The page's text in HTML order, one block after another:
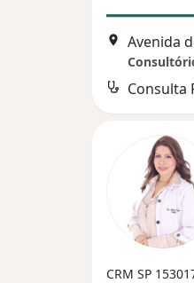
Avenida
Consulta
CRM SP